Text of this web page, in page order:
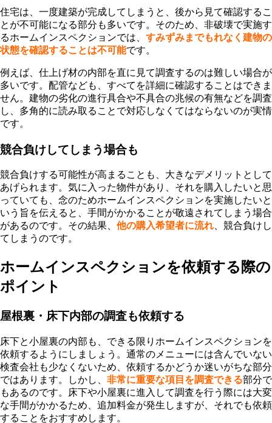
住宅は、一度建築が完成してしまうと、後から見て確認するこ
とが不可能になる部分も多いです。そのため、非破壊で実施す
るホームインスペクションでは、 すみずみまでもれなく建物の
状態を確認することは不可能です。
例えば、仕上げ材の内部を直に見て調査するのは難しい場合が
多いです。配管なども、すべてを詳細に確認することはできま
せん。建物の劣化の進行具合や不具合の兆候の有無などを調査
し、多角的に読み取ることで対応しなくてはならないのが実情
です。
競合負けしてしまう場合も
競合負けする可能性が高まることも、大きなデメリットとして
あげられます。気に入った物件があり、それを購入したいと思
っていても、念のためホームインスペクションを実施したいと
いう旨を伝えると、手間がかかることが敬遠されてしまう場合
があるのです。その結果、 他の購入希望者に流れ 、競合負けし
てしまうのです。
ホームインスペクションを依頼する際の
ポイント
屋根裏・床下内部の調査も依頼する
床下と小屋裏の内部も、できる限りホームインスペクションを
依頼するようにしましょう。通常のメニューには含んでいない
検査会社も少なくないため、依頼するかどうか迷いがちな部分
ではあります。しかし、 非常に重要な項目を調査できる部分で
もあるのです。床下や小屋裏に進入して調査を行う際には大変
な手間がかかるため、追加料金が発生しますが、それでも依頼
することをおすすめします。